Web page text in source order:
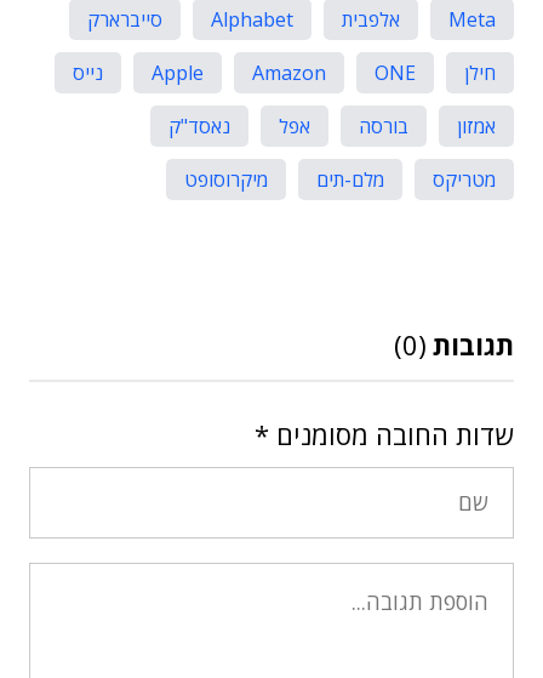
Meta
אלפבית Alphabet
סייברארק
חילן
ONE
Amazon
Apple
נייס
אמזון
בורסה אפל
נאסד"ק
מטריקס
מלם-תים מיקרוסופט
תגובות (0)
שדות החובה מסומנים *